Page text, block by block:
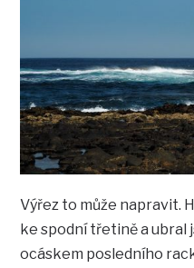
Výřez to může napravit.
ke spodní třetině a ubral
ocáskem posledního